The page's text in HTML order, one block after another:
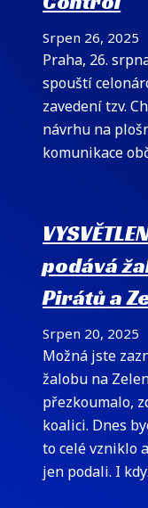
Srpen 26, 2025
Praha, 26.
spouští
zavedení tzv.
návrhu na
komunikace
podává
Pirátů a
Srpen 20, 2025
Možná jste
žalobu na
přezkoumalo,
koalici. Dnes
to celé vzniklo
jen podali. I